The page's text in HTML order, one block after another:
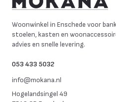
Woonwinkel in Enschede voor
stoelen, kasten en
advies en snelle levering.
053 433 5032
info@mokana.nl
Hogelandsingel 49